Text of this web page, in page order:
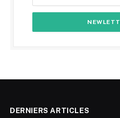
DERNIERS ARTICLES